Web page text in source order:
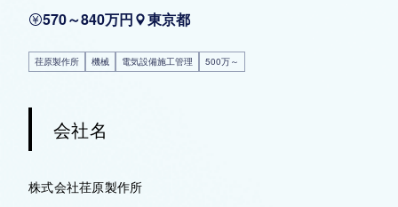
570～840万円 東京都
荏原製作所 機械 電気設備施工管理 500万～
会社名
株式会社荏原製作所